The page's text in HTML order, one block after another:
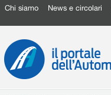
Chi siamo News e circolari